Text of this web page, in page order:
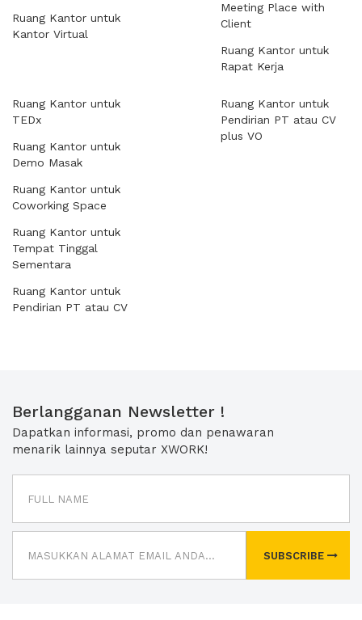
Ruang Kantor untuk
Kantor Virtual
Meeting Place with
Client
Ruang Kantor untuk
Rapat Kerja
Ruang Kantor untuk
TEDx
Ruang Kantor untuk
Demo Masak
Ruang Kantor untuk
Coworking Space
Ruang Kantor untuk
Tempat Tinggal
Sementara
Ruang Kantor untuk
Pendirian PT atau CV
Ruang Kantor untuk
Pendirian PT atau CV
plus VO
Berlangganan Newsletter !
Dapatkan informasi, promo dan penawaran
menarik lainnya seputar XWORK!
SUBSCRIBE